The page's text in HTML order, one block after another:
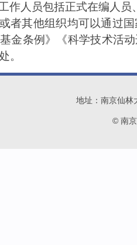
作人员包括正式在编人
者其他组织均可以通过
金条例》《科学技术活
。
地址：南京仙林
© 南